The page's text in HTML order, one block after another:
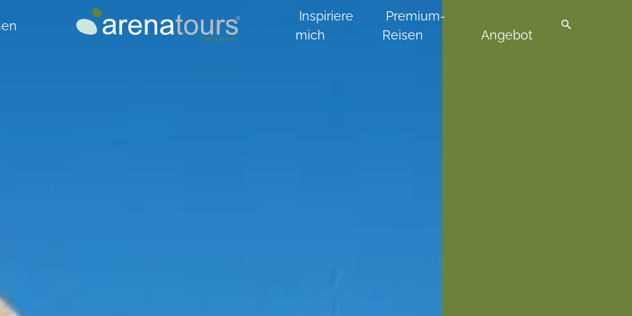
Inspiriere
mich
Premium-
Reisen
Angebot